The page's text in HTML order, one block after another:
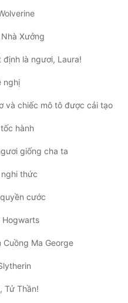
Xưởng
là ngươi, Laura!
nghị
và chiếc mô tô được cải tạo
hành
giống cha ta
thức
cước
Hogwarts
Cuồng Ma George
Tử Thần!